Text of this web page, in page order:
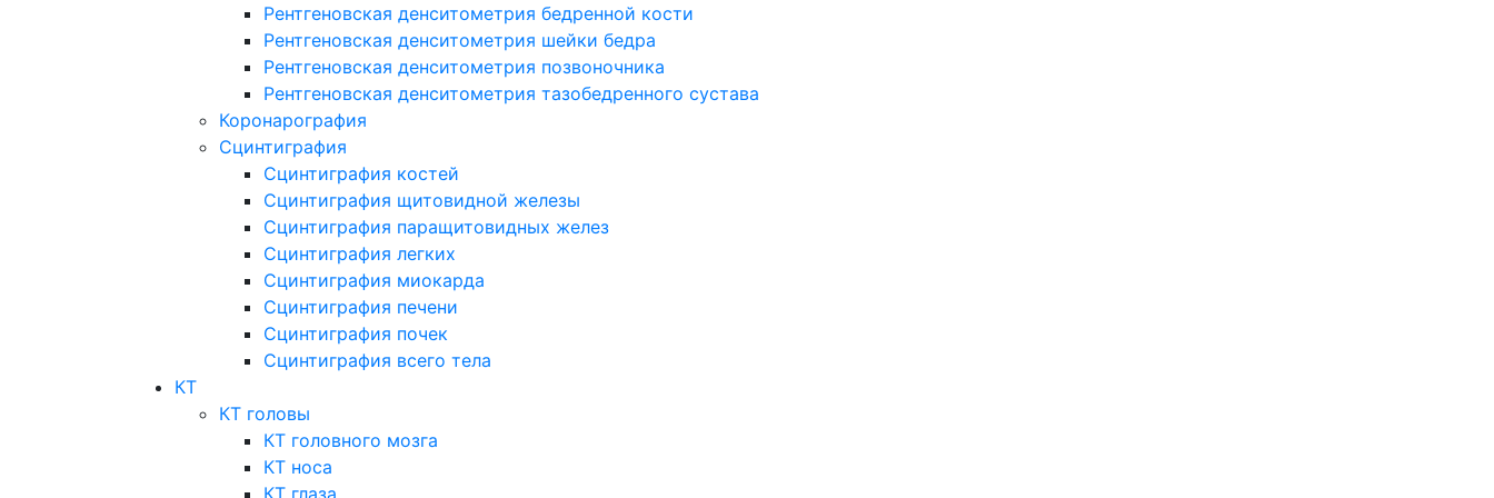
Рентгеновская денситометрия бедренной кости
Рентгеновская денситометрия шейки бедра
Рентгеновская денситометрия позвоночника
Рентгеновская денситометрия тазобедренного сустава
Коронарография
Сцинтиграфия
Сцинтиграфия костей
Сцинтиграфия щитовидной железы
Сцинтиграфия паращитовидных желез
Сцинтиграфия легких
Сцинтиграфия миокарда
Сцинтиграфия печени
Сцинтиграфия почек
Сцинтиграфия всего тела
КТ
КТ головы
КТ головного мозга
КТ носа
КТ глаза